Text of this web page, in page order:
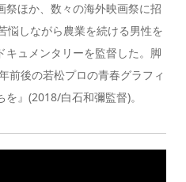
ほか、数々の海外映画祭に招
悩しながら農業を続ける男性を
ュメンタリーを監督した。脚
前後の若松プロの青春グラフィ
』(2018/白石和彌監督)。